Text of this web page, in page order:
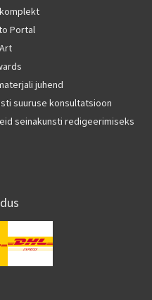
Portal
juhend
suuruse konsultatsioon
seinakunsti redigeerimiseks